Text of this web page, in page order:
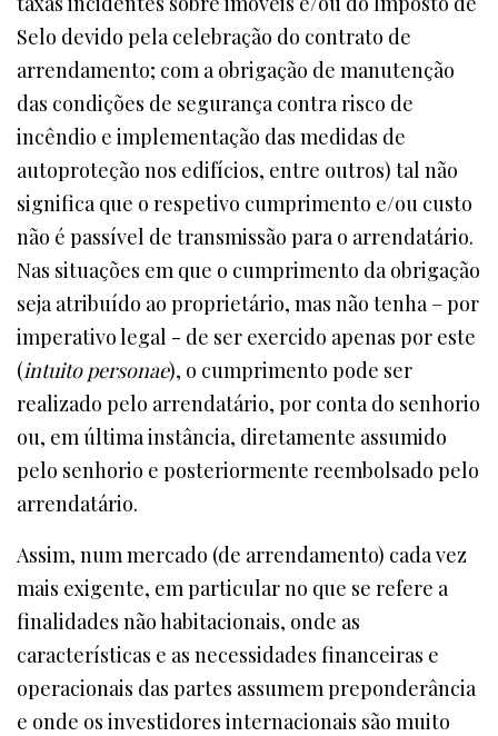
Selo devido pela celebração do contrato de
arrendamento; com a obrigação de manutenção
das condições de segurança contra risco de
incêndio e implementação das medidas de
autoproteção nos edifícios, entre outros) tal não
significa que o respetivo cumprimento e/ou custo
não é passível de transmissão para o arrendatário.
Nas situações em que o cumprimento da obrigação
seja atribuído ao proprietário, mas não tenha – por
imperativo legal - de ser exercido apenas por este
(intuito personae), o cumprimento pode ser
realizado pelo arrendatário, por conta do senhorio
ou, em última instância, diretamente assumido
pelo senhorio e posteriormente reembolsado pelo
arrendatário.
Assim, num mercado (de arrendamento) cada vez
mais exigente, em particular no que se refere a
finalidades não habitacionais, onde as
características e as necessidades financeiras e
operacionais das partes assumem preponderância
e onde os investidores internacionais são muito